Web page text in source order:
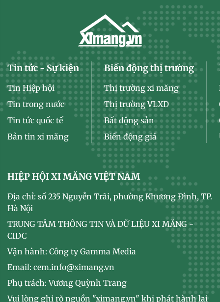
Tin tức - Sự kiện
Tin Hiệp hội
Tin trong nước
Tin tức quốc tế
Bản tin xi măng
Biến động thị trường
Thị trường xi măng
Thị trường VLXD
Bất động sản
Biến động giá
HIỆP HỘI XI MĂNG VIỆT NAM
Địa chỉ: số 235 Nguyễn Trãi, phường Khương Đình, TP.
Hà Nội
TRUNG TÂM THÔNG TIN VÀ DỮ LIỆU XI MĂNG -
CIDC
Vận hành: Công ty Gamma Media
Email: cem.info@ximang.vn
Phụ trách: Vương Quỳnh Trang
Vui lòng ghi rõ nguồn "ximang.vn" khi phát hành lại